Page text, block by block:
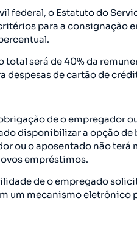
federal, o Estatuto do
para a consignação
total será de 40% da
despesas de cartão de
de o empregador
disponibilizar a opção de
ou o aposentado não terá
empréstimos.
de o empregado
um mecanismo eletrônico